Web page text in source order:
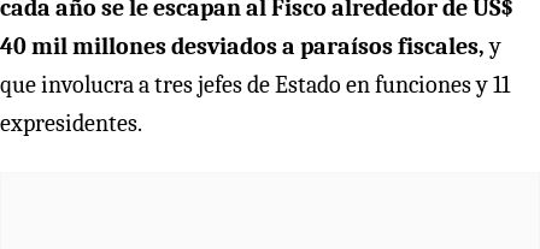
cada año se le escapan al Fisco alrededor de US$
40 mil millones desviados a paraísos fiscales,y
que involucra a tres jefes de Estado en funciones y 11
expresidentes.